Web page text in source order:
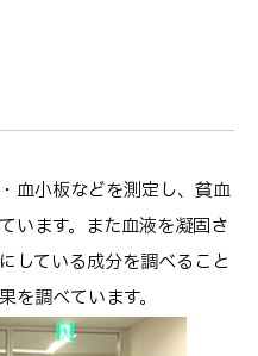
血小板などを測定し、貧血
います。また血液を凝固さ
している成分を調べること
を調べています。